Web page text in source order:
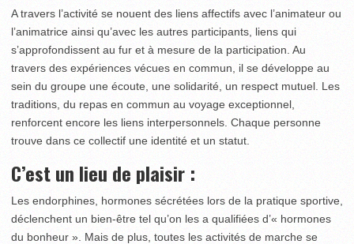
A travers l’activité se nouent des liens affectifs avec l’animateur ou
l’animatrice ainsi qu’avec les autres participants, liens qui
s’approfondissent au fur et à mesure de la participation. Au
travers des expériences vécues en commun, il se développe au
sein du groupe une écoute, une solidarité, un respect mutuel. Les
traditions, du repas en commun au voyage exceptionnel,
renforcent encore les liens interpersonnels. Chaque personne
trouve dans ce collectif une identité et un statut.
C’est un lieu de plaisir :
Les endorphines, hormones sécrétées lors de la pratique sportive,
déclenchent un bien-être tel qu’on les a qualifiées d’« hormones
du bonheur ». Mais de plus, toutes les activités de marche se